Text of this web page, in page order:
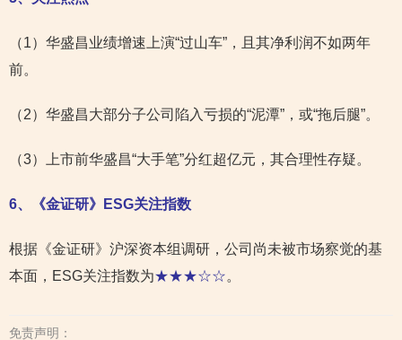
（1）华盛昌业绩增速上演“过山车”，且其净利润不如两年
前。
（2）华盛昌大部分子公司陷入亏损的“泥潭”，或“拖后腿”。
（3）上市前华盛昌“大手笔”分红超亿元，其合理性存疑。
6、《金证研》ESG关注指数
根据《金证研》沪深资本组调研，公司尚未被市场察觉的基
本面，ESG关注指数为★★★☆☆。
免责声明：